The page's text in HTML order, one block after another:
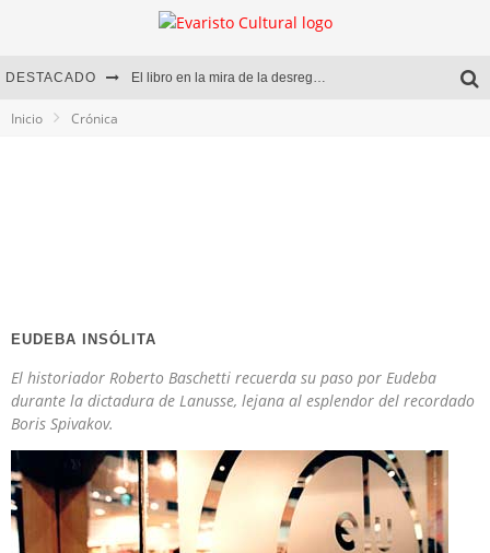
DESTACADO El libro en la mira de la desregulación
Inicio Crónica
EUDEBA INSÓLITA
El historiador Roberto Baschetti recuerda su paso por Eudeba
durante la dictadura de Lanusse, lejana al esplendor del recordado
Boris Spivakov.